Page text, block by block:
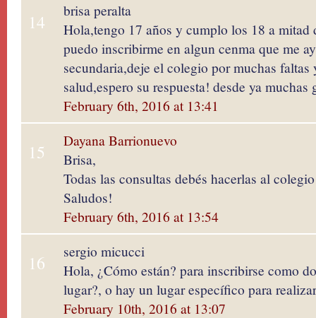
14
brisa peralta
Hola,tengo 17 años y cumplo los 18 a mitad
puedo inscribirme en algun cenma que me
secundaria,deje el colegio por muchas
salud,espero su respuesta! desde ya muchas
February 6th, 2016 at 13:41
15
Dayana Barrionuevo
Brisa,
Todas las consultas debés hacerlas al
Saludos!
February 6th, 2016 at 13:54
16
sergio micucci
Hola, ¿Cómo están? para inscribirse como
lugar?, o hay un lugar específico para
February 10th, 2016 at 13:07